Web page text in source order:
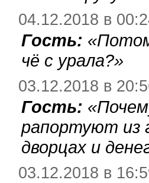
04.12.2018 в
Гость: «
чё с урала?»
03.12.2018 в
Гость: «
рапортуют из
дворцах и
03.12.2018 в